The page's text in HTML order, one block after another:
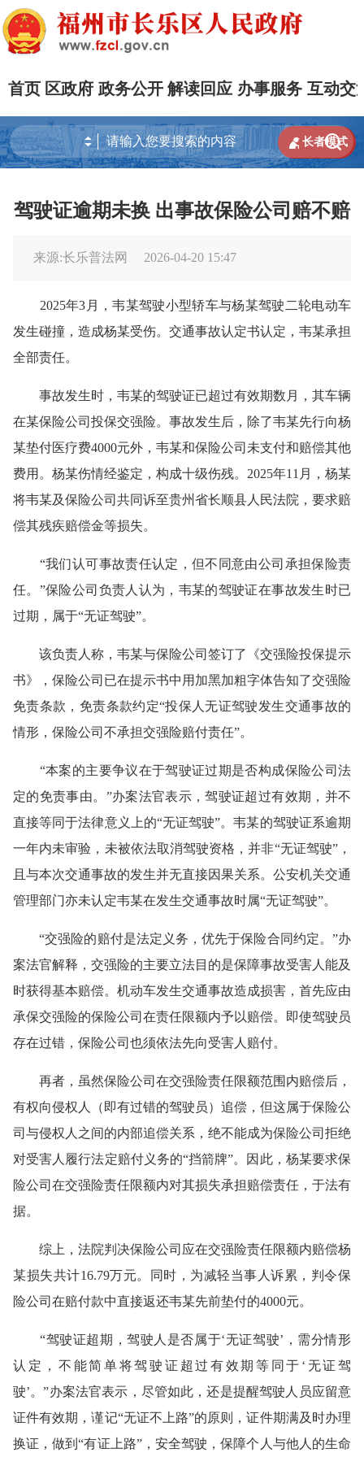
首页 区政府 政务公开 解读回应 办事服务 互动交

 长者模式
驾驶证逾期未换 出事故保险公司赔不赔
来源:长乐普法网 2026-04-20 15:47
2025年3月，韦某驾驶小型轿车与杨某驾驶二轮电动车
发生碰撞，造成杨某受伤。交通事故认定书认定，韦某承担
全部责任。
事故发生时，韦某的驾驶证已超过有效期数月，其车辆
在某保险公司投保交强险。事故发生后，除了韦某先行向杨
某垫付医疗费4000元外，韦某和保险公司未支付和赔偿其他
费用。杨某伤情经鉴定，构成十级伤残。2025年11月，杨某
将韦某及保险公司共同诉至贵州省长顺县人民法院，要求赔
偿其残疾赔偿金等损失。
“我们认可事故责任认定，但不同意由公司承担保险责
任。”保险公司负责人认为，韦某的驾驶证在事故发生时已
过期，属于“无证驾驶”。
该负责人称，韦某与保险公司签订了《交强险投保提示
书》，保险公司已在提示书中用加黑加粗字体告知了交强险
免责条款，免责条款约定“投保人无证驾驶发生交通事故的
情形，保险公司不承担交强险赔付责任”。
“本案的主要争议在于驾驶证过期是否构成保险公司法
定的免责事由。”办案法官表示，驾驶证超过有效期，并不
直接等同于法律意义上的“无证驾驶”。韦某的驾驶证系逾期
一年内未审验，未被依法取消驾驶资格，并非“无证驾驶”，
且与本次交通事故的发生并无直接因果关系。公安机关交通
管理部门亦未认定韦某在发生交通事故时属“无证驾驶”。
“交强险的赔付是法定义务，优先于保险合同约定。”办
案法官解释，交强险的主要立法目的是保障事故受害人能及
时获得基本赔偿。机动车发生交通事故造成损害，首先应由
承保交强险的保险公司在责任限额内予以赔偿。即使驾驶员
存在过错，保险公司也须依法先向受害人赔付。
再者，虽然保险公司在交强险责任限额范围内赔偿后，
有权向侵权人（即有过错的驾驶员）追偿，但这属于保险公
司与侵权人之间的内部追偿关系，绝不能成为保险公司拒绝
对受害人履行法定赔付义务的“挡箭牌”。因此，杨某要求保
险公司在交强险责任限额内对其损失承担赔偿责任，于法有
据。
综上，法院判决保险公司应在交强险责任限额内赔偿杨
某损失共计16.79万元。同时，为减轻当事人诉累，判令保
险公司在赔付款中直接返还韦某先前垫付的4000元。
“驾驶证超期，驾驶人是否属于‘无证驾驶’，需分情形
认定，不能简单将驾驶证超过有效期等同于‘无证驾
驶’。”办案法官表示，尽管如此，还是提醒驾驶人员应留意
证件有效期，谨记“无证不上路”的原则，证件期满及时办理
换证，做到“有证上路”，安全驾驶，保障个人与他人的生命